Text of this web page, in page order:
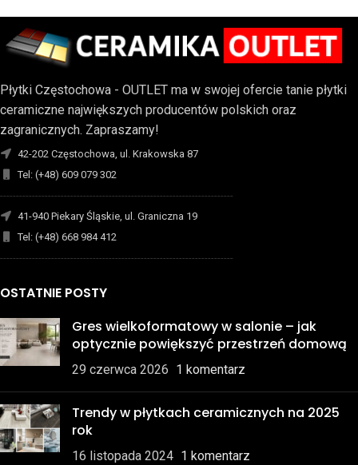
Płytki Częstochowa - OUTLET ma w swojej ofercie tanie płytki
ceramiczne największych producentów polskich oraz
zagranicznych. Zapraszamy!
42-202 Częstochowa, ul. Krakowska 87
Tel: (+48) 609 079 302
-------------------------------------------------------------------------
41-940 Piekary Śląskie, ul. Graniczna 19
Tel: (+48) 668 984 412
-------------------------------------------------------------------------
OSTATNIE POSTY
Gres wielkoformatowy w salonie – jak
optycznie powiększyć przestrzeń domową
29 czerwca 2026 1 komentarz
Trendy w płytkach ceramicznych na 2025
rok
16 listopada 2024 1 komentarz